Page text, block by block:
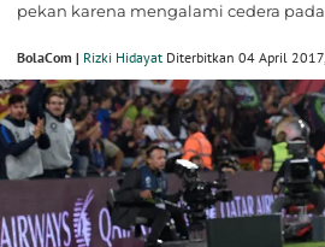
pekan karena mengalami cedera
BolaCom | Rizki Hidayat Diterbitkan 04 April